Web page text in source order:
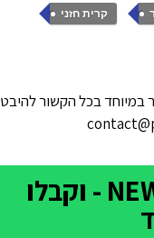
, קרית חזני
במיוחד בכל הקשור להיבט
הצטרפו לקבוצת הוואטסאפ של פתח תקווה NEWS - וקבלו